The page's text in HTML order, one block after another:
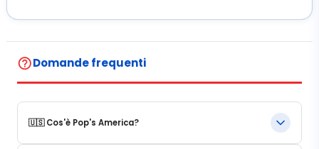
help_outlineDomande frequenti
🇺🇸 Cos'è Pop's America?